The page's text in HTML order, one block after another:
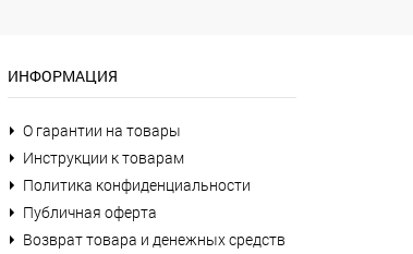
ИНФОРМАЦИЯ
О гарантии на товары
Инструкции к товарам
Политика конфиденциальности
Публичная оферта
Возврат товара и денежных средств